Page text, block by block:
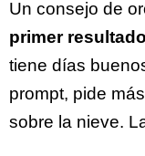
Un consejo de
primer resultado
tiene días
prompt, pide
sobre la nieve.